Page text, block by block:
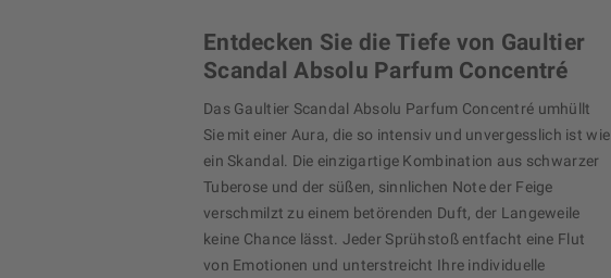
Entdecken Sie die Tiefe von Gaultier
Scandal Absolu Parfum Concentré
Das Gaultier Scandal Absolu Parfum Concentré umhüllt
Sie mit einer Aura, die so intensiv und unvergesslich ist wie
ein Skandal. Die einzigartige Kombination aus schwarzer
Tuberose und der süßen, sinnlichen Note der Feige
verschmilzt zu einem betörenden Duft, der Langeweile
keine Chance lässt. Jeder Sprühstoß entfacht eine Flut
von Emotionen und unterstreicht Ihre individuelle